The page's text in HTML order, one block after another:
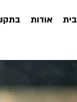
בית אודות